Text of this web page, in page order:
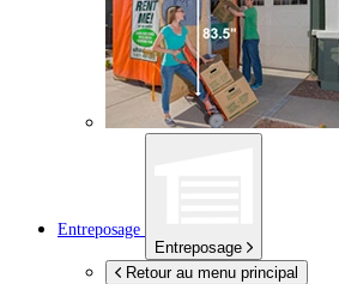
Entreposage
Entreposage
Retour au menu principal